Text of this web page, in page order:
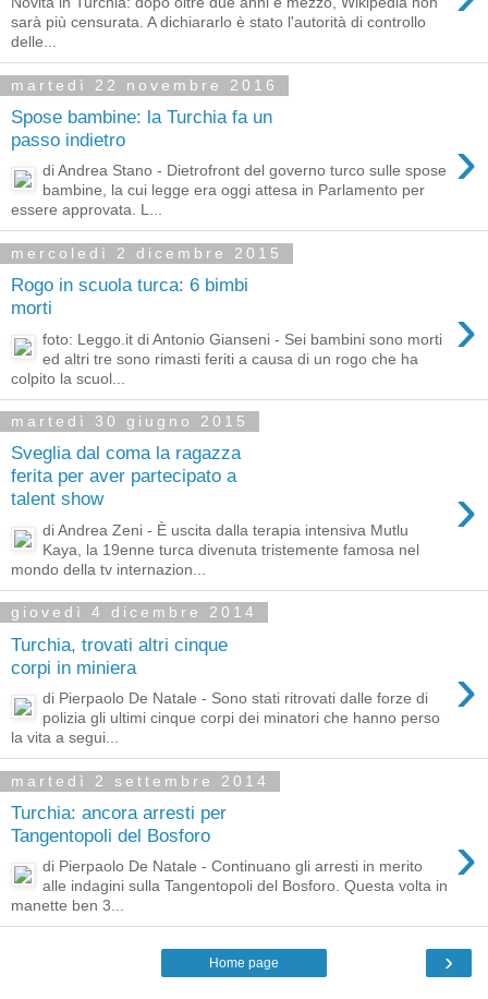
sarà più censurata. A dichiararlo è stato l'autorità di controllo
delle...
martedì 22 novembre 2016
Spose bambine: la Turchia fa un
passo indietro
›
di Andrea Stano - Dietrofront del governo turco sulle spose
bambine, la cui legge era oggi attesa in Parlamento per
essere approvata. L...
mercoledì 2 dicembre 2015
Rogo in scuola turca: 6 bimbi
morti
›
foto: Leggo.it di Antonio Gianseni - Sei bambini sono morti
ed altri tre sono rimasti feriti a causa di un rogo che ha
colpito la scuol...
martedì 30 giugno 2015
Sveglia dal coma la ragazza
ferita per aver partecipato a
talent show
›
di Andrea Zeni - È uscita dalla terapia intensiva Mutlu
Kaya, la 19enne turca divenuta tristemente famosa nel
mondo della tv internazion...
giovedì 4 dicembre 2014
Turchia, trovati altri cinque
corpi in miniera
›
di Pierpaolo De Natale - Sono stati ritrovati dalle forze di
polizia gli ultimi cinque corpi dei minatori che hanno perso
la vita a segui...
martedì 2 settembre 2014
Turchia: ancora arresti per
Tangentopoli del Bosforo
›
di Pierpaolo De Natale - Continuano gli arresti in merito
alle indagini sulla Tangentopoli del Bosforo. Questa volta in
manette ben 3...
›
Home page